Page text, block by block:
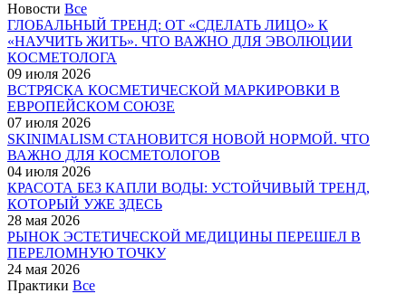
Новости Все
ГЛОБАЛЬНЫЙ ТРЕНД: ОТ «СДЕЛАТЬ ЛИЦО» К
«НАУЧИТЬ ЖИТЬ». ЧТО ВАЖНО ДЛЯ ЭВОЛЮЦИИ
КОСМЕТОЛОГА
09 июля 2026
ВСТРЯСКА КОСМЕТИЧЕСКОЙ МАРКИРОВКИ В
ЕВРОПЕЙСКОМ СОЮЗЕ
07 июля 2026
SKINIMALISM СТАНОВИТСЯ НОВОЙ НОРМОЙ. ЧТО
ВАЖНО ДЛЯ КОСМЕТОЛОГОВ
04 июля 2026
КРАСОТА БЕЗ КАПЛИ ВОДЫ: УСТОЙЧИВЫЙ ТРЕНД,
КОТОРЫЙ УЖЕ ЗДЕСЬ
28 мая 2026
РЫНОК ЭСТЕТИЧЕСКОЙ МЕДИЦИНЫ ПЕРЕШЕЛ В
ПЕРЕЛОМНУЮ ТОЧКУ
24 мая 2026
Практики Все